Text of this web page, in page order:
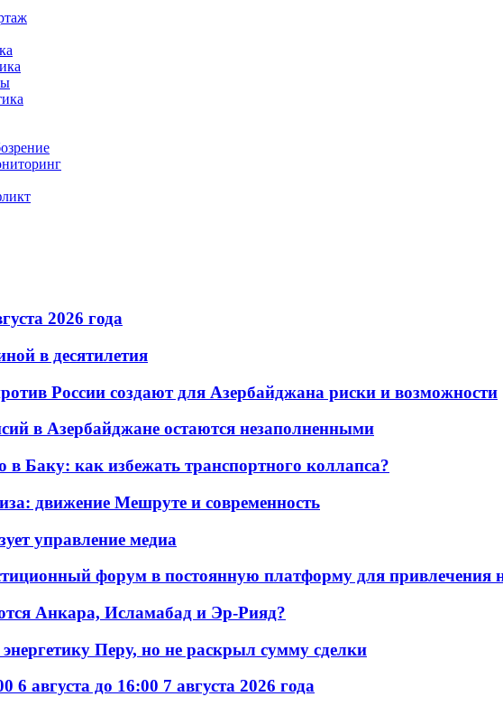
2026 года
в десятилетия
России создают для Азербайджана риски и возможности
в Азербайджане остаются незаполненными
в Баку: как избежать транспортного коллапса?
движение Мешруте и современность
управление медиа
форум в постоянную платформу для привлечения
Анкара, Исламабад и Эр-Рияд?
Перу, но не раскрыл сумму сделки
6 августа до 16:00 7 августа 2026 года